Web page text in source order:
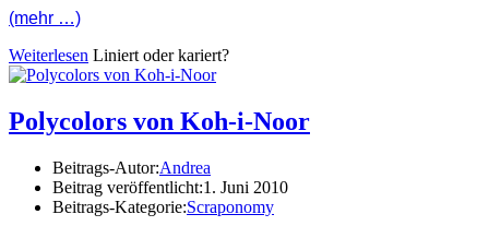
(mehr …)
Weiterlesen Liniert oder kariert?
Polycolors von Koh-i-Noor
Beitrags-Autor:Andrea
Beitrag veröffentlicht:1. Juni 2010
Beitrags-Kategorie:Scraponomy